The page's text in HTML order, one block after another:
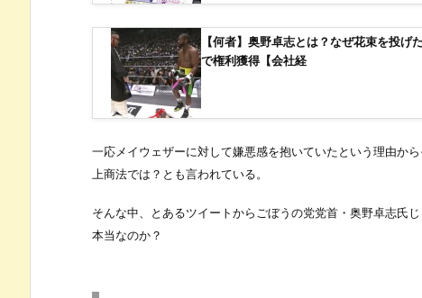
【何者】奥野卓志とは？なぜ花束を投げ
で権利獲得【会社経
一応メイウェザーに対して嫌悪感を抱いていたという理由か
上商法では？とも言われている。
そんな中、とあるツイートからごぼうの党党首・奥野卓志氏
本当なのか？